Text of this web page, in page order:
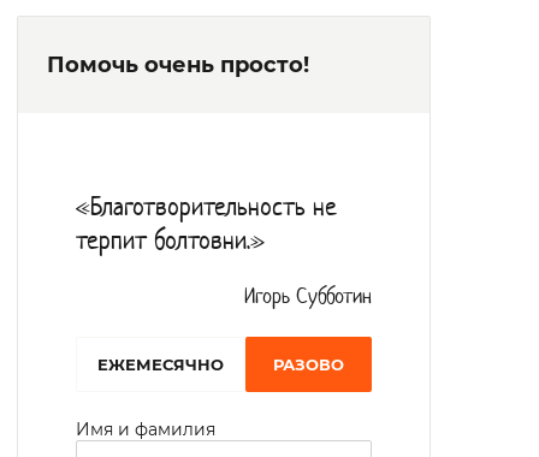
Помочь очень просто!
«Благотворительность не
терпит болтовни.»
Игорь Субботин
EЖЕМЕСЯЧНО РАЗОВО
Имя и фамилия